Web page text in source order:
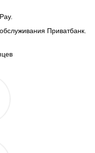
Приватбанк.